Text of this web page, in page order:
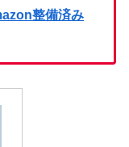
整備済み